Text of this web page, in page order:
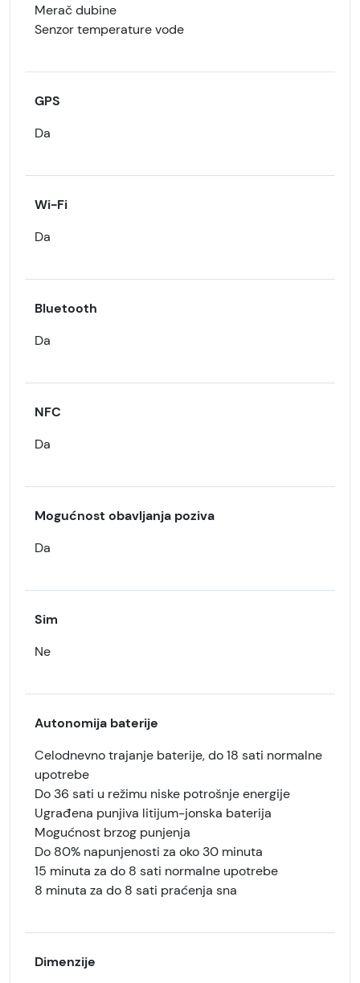
Merač dubine
Senzor temperature vode
GPS
Da
Wi-Fi
Da
Bluetooth
Da
NFC
Da
Mogućnost obavljanja poziva
Da
Sim
Ne
Autonomija baterije
Celodnevno trajanje baterije, do 18 sati normalne
upotrebe
Do 36 sati u režimu niske potrošnje energije
Ugrađena punjiva litijum-jonska baterija
Mogućnost brzog punjenja
Do 80% napunjenosti za oko 30 minuta
15 minuta za do 8 sati normalne upotrebe
8 minuta za do 8 sati praćenja sna
Dimenzije